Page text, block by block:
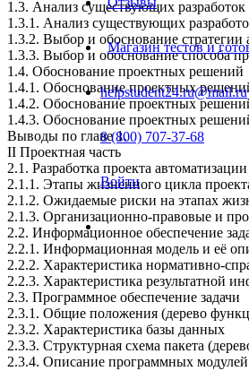
Магазин тестов и
helpstudent24.ru@mail.ru
8 (800) 707-37-68
Войти
1.3. Анализ существующих
1.3.1. Анализ существующих
1.3.2. Выбор и обоснование стратегии
1.3.3. Выбор и обоснование способа
1.4. Обоснование проектных решений
1.4.1. Обоснование проектных
1.4.2. Обоснование проектных
1.4.3. Обоснование проектных
Выводы по главе 1.
II Проектная часть
2.1. Разработка проекта автоматизации
2.1.1. Этапы жизненного цикла
2.1.2. Ожидаемые риски на этапах
2.1.3. Организационно-правовые и
2.2. Информационное обеспечение
2.2.1. Информационная модель и её
2.2.2. Характеристика нормативно-
2.2.3. Характеристика результатной
2.3. Программное обеспечение задачи
2.3.1. Общие положения (дерево
2.3.2. Характеристика базы данных
2.3.3. Структурная схема пакета
2.3.4. Описание программных модулей